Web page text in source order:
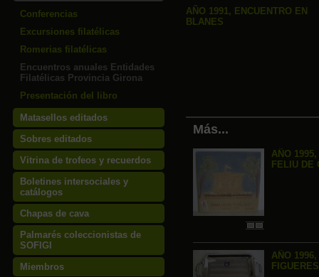
Conferencias
Excursiones filatélicas
Romerias filatélicas
Encuentros anuales Entidades
Filatélicas Provincia Girona
Presentación del libro
Matasellos editados
Sobres editados
Vitrina de trofeos y recuerdos
Boletines intersociales y
catálogos
Chapas de cava
Palmarés coleccionistas de
SOFIGI
Miembros
AÑO 1991, ENCUENTRO EN
BLANES
Más...
AÑO
FELIU DE
AÑO
FIGUERES